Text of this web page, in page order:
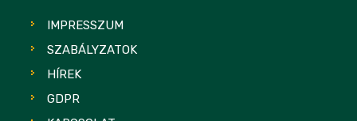
IMPRESSZUM
SZABÁLYZATOK
HÍREK
GDPR